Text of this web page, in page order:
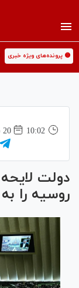
🟡 پرونده‌های ویژه خبری
10:02
20 فروردين 1404
دولت لایحه
روسیه را